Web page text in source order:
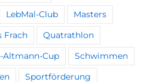
LebMal-Club Masters
Frach Quatrathlon
Altmann-Cup Schwimmen
Sportförderung